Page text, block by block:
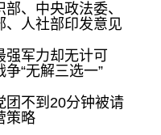
、中央政法委、
、人社部印发意见
军力却无计可
“无解三选一”
团不到20分钟被请
策略